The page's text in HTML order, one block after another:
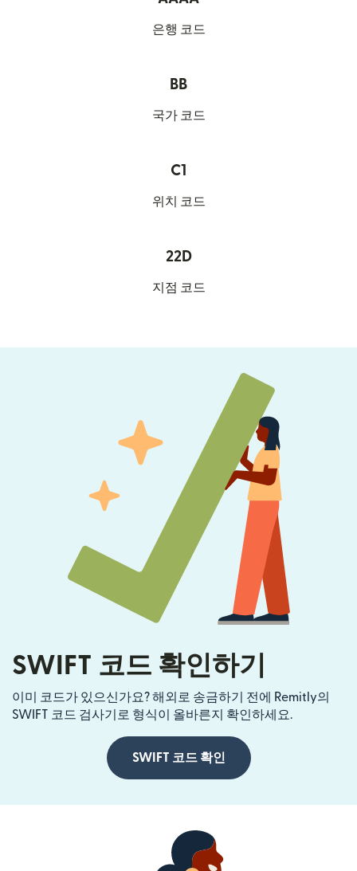
은행 코드
BB
국가 코드
C1
위치 코드
22D
지점 코드
SWIFT 코드 확인하기
이미 코드가 있으신가요? 해외로 송금하기 전에 Remitly의
SWIFT 코드 검사기로 형식이 올바른지 확인하세요.
SWIFT 코드 확인